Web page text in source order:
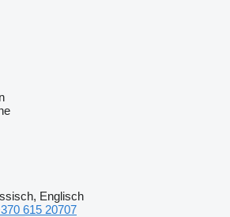
Englisch
615 20707